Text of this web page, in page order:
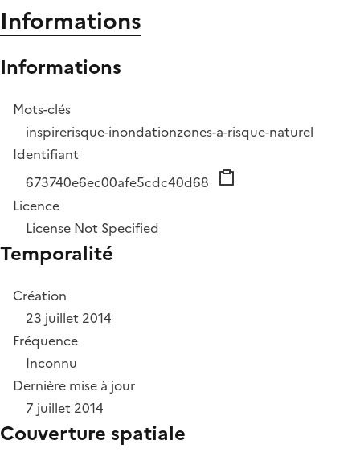
Informations
Informations
Mots-clés
inspirerisque-inondationzones-a-risque-naturel
Identifiant
673740e6ec00afe5cdc40d68
Licence
License Not Specified
Temporalité
Création
23 juillet 2014
Fréquence
Inconnu
Dernière mise à jour
7 juillet 2014
Couverture spatiale